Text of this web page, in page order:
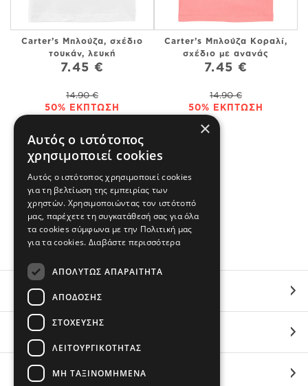
Carter’s Μπλούζα, σχέδιο
τουκάν, λευκή
7.45 €
14.90 €
50% ΕΚΠΤΩΣΗ
Carter’s Μπλούζα Κοραλί,
σχέδιο με ανανάς
7.45 €
14.90 €
50% ΕΚΠΤΩΣΗ
ΕΞΥΠΗΡΕΤΗΣΗ
ΟΙ ΑΓΟΡΕΣ ΣΟΥ
ΣΧΕΤΙΚΑ ΜΕ ΕΜΑΣ
×
Αυτός ο ιστότοπος
χρησιμοποιεί cookies
Αυτός ο ιστότοπος χρησιμοποιεί cookies
για τη βελτίωση της εμπειρίας των
χρηστών. Χρησιμοποιώντας τον ιστότοπό
μας, παρέχετε τη συγκατάθεσή σας για όλα
τα cookies σύμφωνα με την Πολιτική μας
για τα cookies. Διαβάστε περισσότερα
ΑΠΟΛΎΤΩΣ ΑΠΑΡΑΊΤΗΤΑ
ΑΠΌΔΟΣΗΣ
ΣΤΌΧΕΥΣΗΣ
ΛΕΙΤΟΥΡΓΙΚΌΤΗΤΑΣ
ΜΗ ΤΑΞΙΝΟΜΗΜΈΝΑ